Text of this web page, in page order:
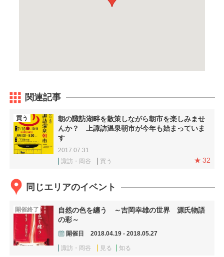
関連記事
買う
朝の諏訪湖畔を散策しながら朝市を楽しみませ
んか？ 上諏訪温泉朝市が今年も始まっていま
す
2017.07.31
諏訪・岡谷
買う 32
同じエリアのイベント
開催終了
自然の色を纏う ～吉岡幸雄の世界 源氏物語
の彩～
開催日 2018.04.19 - 2018.05.27
諏訪・岡谷 見る 知る